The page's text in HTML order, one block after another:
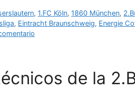
, 1.FC Köln, 1860 München,
, Eintracht Braunschweig, Energie
de la